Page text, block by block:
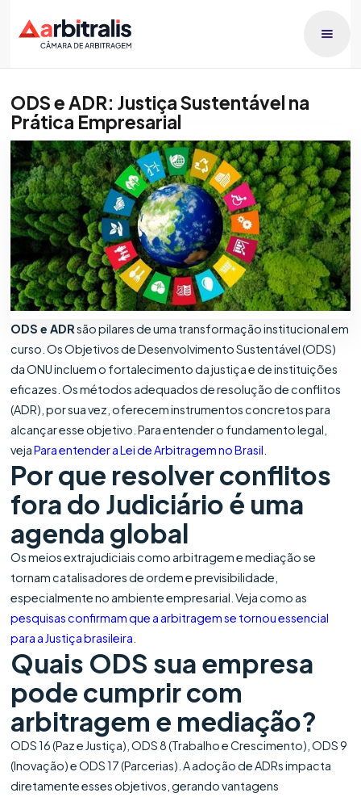
ODS e ADR: Justiça Sustentável na
Prática Empresarial
Patricia Orlando
Publicado dia
20/5/2026
ODS e ADRsão pilares de uma transformação institucional em
curso. Os Objetivos de Desenvolvimento Sustentável (ODS)
da ONU incluem o fortalecimento da justiça e de instituições
eficazes. Os métodos adequados de resolução de conflitos
(ADR), por sua vez, oferecem instrumentos concretos para
alcançar esse objetivo. Para entender o fundamento legal,
vejaPara entender a Lei de Arbitragem no Brasil
Por que resolver conflitos
fora do Judiciário é uma
agenda global
Os meios extrajudiciais como arbitragem e mediação se
tornam catalisadores de ordem e previsibilidade,
especialmente no ambiente empresarial. Veja como as
pesquisas confirmam que a arbitragem se tornou essencial
para a Justiça brasileira
Quais ODS sua empresa
pode cumprir com
arbitragem e mediação?
ODS 16 (Paz e Justiça), ODS 8 (Trabalho e Crescimento), ODS 9
(Inovação) e ODS 17 (Parcerias). A adoção de ADRs impacta
diretamente esses objetivos, gerando vantagens